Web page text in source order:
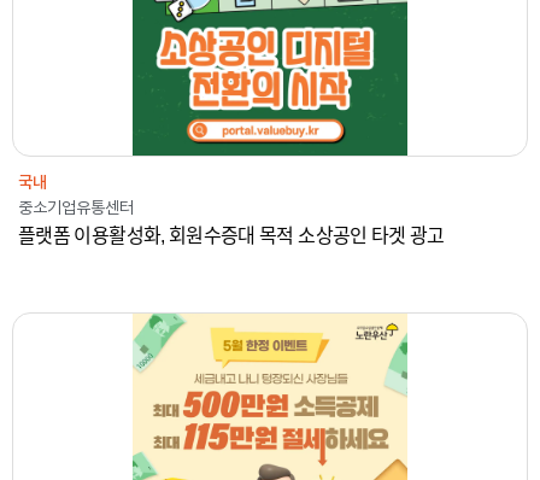
국내
중소기업유통센터
플랫폼 이용활성화, 회원수증대 목적 소상공인 타겟 광고
2024
중소기업중앙회
국내